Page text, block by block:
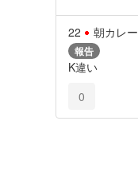
22 朝カレー
報告
K違い
0